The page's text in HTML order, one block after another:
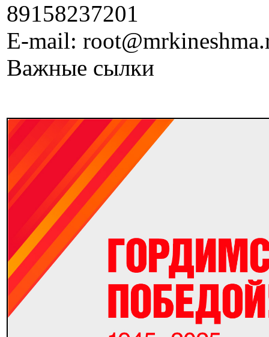
89158237201
E-mail:
Важные сылки